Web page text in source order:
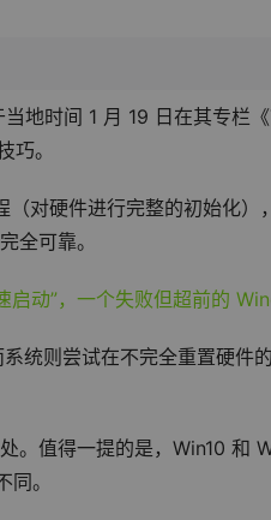
地时间 1 月 19 日在其专栏
。
对硬件进行完整的初始化）
全可靠。
统则尝试在不完全重置硬件
。值得一提的是，Win10 和
。